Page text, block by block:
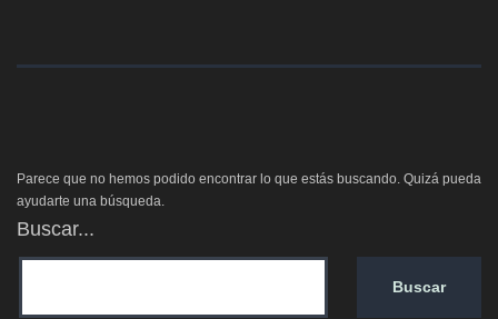
Parece que no hemos podido encontrar lo que estás buscando. Quizá pueda
ayudarte una búsqueda.
Buscar...